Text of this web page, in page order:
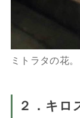
ミトラタの花。
２．キ